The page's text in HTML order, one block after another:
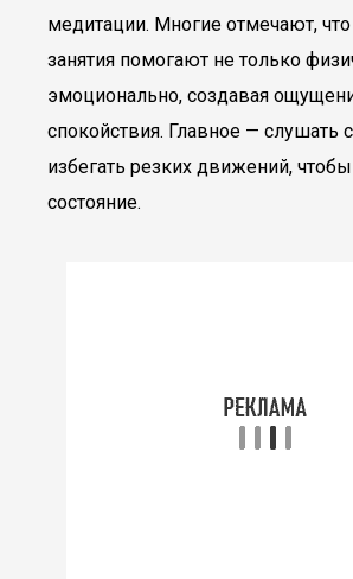
медитации. Многие отмечают,
занятия помогают не только
эмоционально, создавая
спокойствия. Главное — слушать
избегать резких движений, чтобы
состояние.